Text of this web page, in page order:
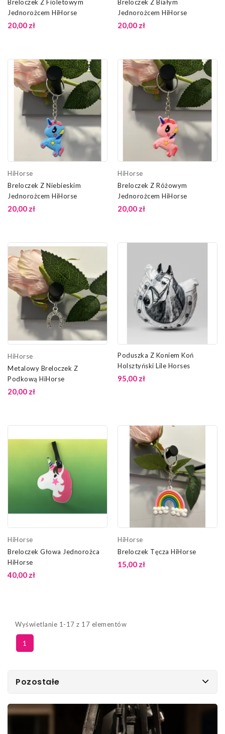
Breloczek Z Fioletowym
Jednorożcem HiHorse
20,00 zł
Breloczek Z Białym
Jednorożcem HiHorse
20,00 zł
HiHorse
Breloczek Z Niebieskim
Jednorożcem HiHorse
20,00 zł
HiHorse
Breloczek Z Różowym
Jednorożcem HiHorse
20,00 zł
HiHorse
Metalowy Breloczek Z
Podkową HiHorse
20,00 zł
Poduszka Z Koniem Koń
Holsztyński Lile Horses
95,00 zł
HiHorse
Breloczek Głowa Jednorożca
HiHorse
40,00 zł
HiHorse
Breloczek Tęcza HiHorse
15,00 zł
Wyświetlanie 1-17 z 17 elementów
1
Pozostałe